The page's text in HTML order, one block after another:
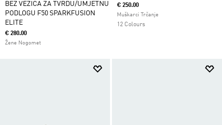
BEZ VEZICA ZA TVRDU/UMJETNU
PODLOGU F50 SPARKFUSION
ELITE
€ 280.00
Žene Nogomet
€ 250.00
Muškarci Trčanje
12 Colours